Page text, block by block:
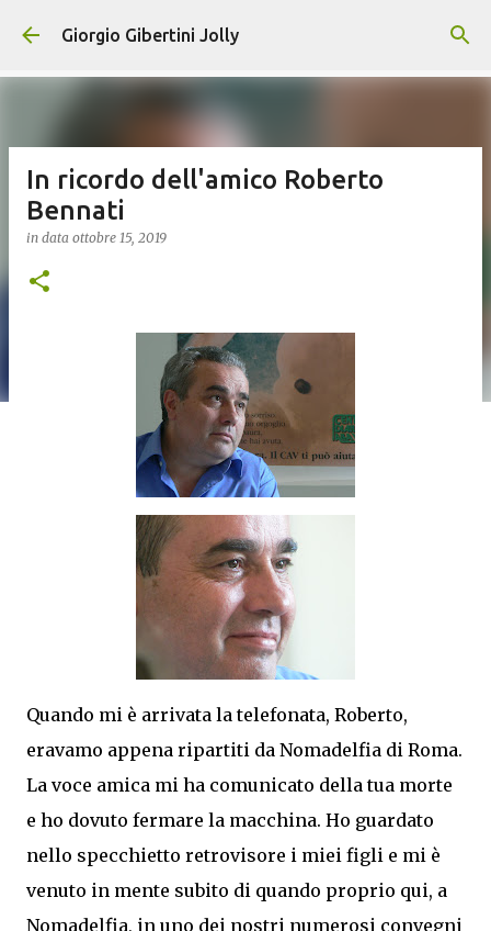
Passa ai contenuti principali
Giorgio Gibertini Jolly
In ricordo dell'amico Roberto
Bennati
in data ottobre 15, 2019
Quando mi è arrivata la telefonata, Roberto,
eravamo appena ripartiti da Nomadelfia di Roma.
La voce amica mi ha comunicato della tua morte
e ho dovuto fermare la macchina. Ho guardato
nello specchietto retrovisore i miei figli e mi è
venuto in mente subito di quando proprio qui, a
Nomadelfia, in uno dei nostri numerosi convegni